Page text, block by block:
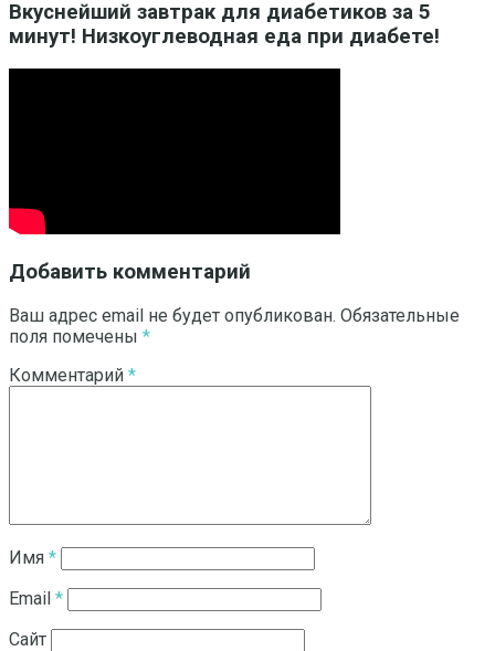
Вкуснейший завтрак для диабетиков за 5
минут! Низкоуглеводная еда при диабете!
Добавить комментарий
Ваш адрес email не будет опубликован. Обязательные
поля помечены *
Комментарий *
Имя *
Email *
Сайт